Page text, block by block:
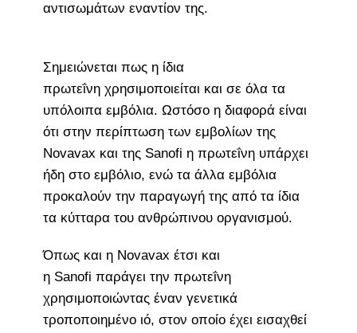
αντισωμάτων εναντίον της.
Σημειώνεται πως η ίδια
πρωτεΐνη χρησιμοποιείται και σε όλα τα
υπόλοιπα εμβόλια. Ωστόσο η διαφορά είναι
ότι στην περίπτωση των εμβολίων της
Novavax και της Sanofi η πρωτεΐνη υπάρχει
ήδη στο εμβόλιο, ενώ τα άλλα εμβόλια
προκαλούν την παραγωγή της από τα ίδια
τα κύτταρα του ανθρώπινου οργανισμού.
Όπως και η Novavax έτσι και
η Sanofi παράγει την πρωτεΐνη
χρησιμοποιώντας έναν γενετικά
τροποποιημένο ιό, στον οποίο έχει εισαχθεί